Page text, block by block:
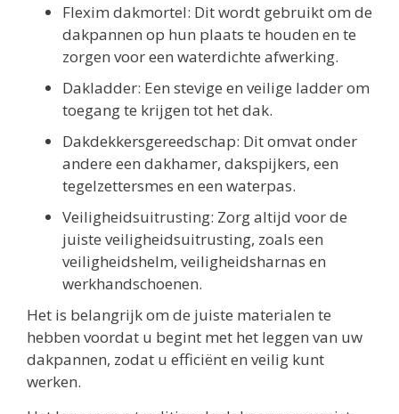
Flexim dakmortel: Dit wordt gebruikt om de
dakpannen op hun plaats te houden en te
zorgen voor een waterdichte afwerking.
Dakladder: Een stevige en veilige ladder om
toegang te krijgen tot het dak.
Dakdekkersgereedschap: Dit omvat onder
andere een dakhamer, dakspijkers, een
tegelzettersmes en een waterpas.
Veiligheidsuitrusting: Zorg altijd voor de
juiste veiligheidsuitrusting, zoals een
veiligheidshelm, veiligheidsharnas en
werkhandschoenen.
Het is belangrijk om de juiste materialen te
hebben voordat u begint met het leggen van uw
dakpannen, zodat u efficiënt en veilig kunt
werken.